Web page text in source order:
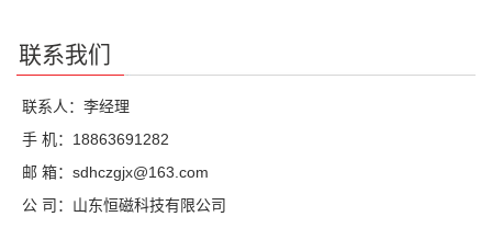
联系我们
联系人：李经理
手 机：18863691282
邮 箱：sdhczgjx@163.com
公 司：山东恒磁科技有限公司